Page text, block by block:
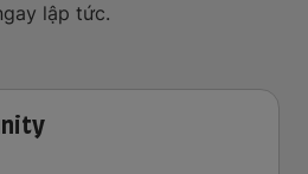
lập tức.